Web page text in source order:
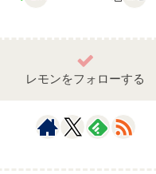
レモンをフォローする